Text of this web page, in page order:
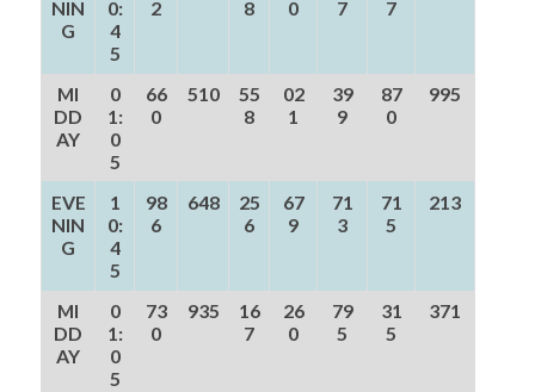
NIN
G
0:
4
5
2
8
0
7
7
MI
DD
AY
0
1:
0
5
66
0
510
55
8
02
1
39
9
87
0
995
EVE
NIN
G
1
0:
4
5
98
6
648
25
6
67
9
71
3
71
5
213
MI
DD
AY
0
1:
0
5
73
0
935
16
7
26
0
79
5
31
5
371